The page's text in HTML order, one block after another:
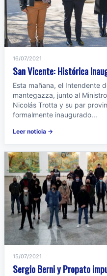
16/07/2021
San Vicente: Histórica
Esta mañana, el Intendente
mantegazza, junto al
Nicolás Trotta y su par
formalmente inaugurado...
Leer noticia →
15/07/2021
Sergio Berni y Propato